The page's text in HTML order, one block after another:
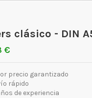
clásico - DIN
€
precio garantizado
rápido
de experiencia